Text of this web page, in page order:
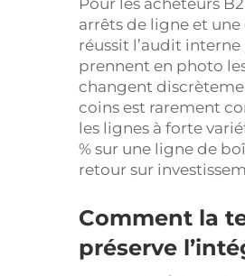
Pour les acheteurs
arrêts de ligne et
réussit l’audit
prennent en photo
changent
coins est rarement
les lignes à forte
% sur une ligne de
retour sur
Comment la
préserve